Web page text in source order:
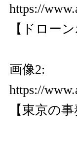
https://
【ドロー
画像2:
https://
【東京の